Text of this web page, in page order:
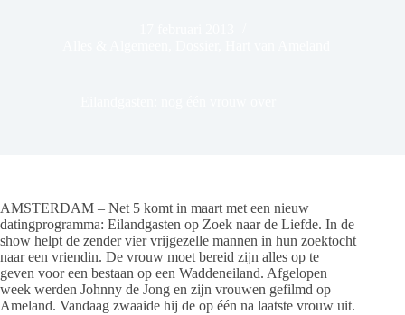
AMSTERDAM – Net 5 komt in maart met een nieuw
datingprogramma: Eilandgasten op Zoek naar de Liefde. In de
show helpt de zender vier vrijgezelle mannen in hun zoektocht
naar een vriendin. De vrouw moet bereid zijn alles op te
geven voor een bestaan op een Waddeneiland. Afgelopen
week werden Johnny de Jong en zijn vrouwen gefilmd op
Ameland. Vandaag zwaaide hij de op één na laatste vrouw uit.